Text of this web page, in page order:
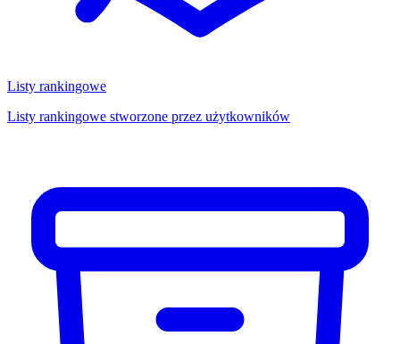
Listy rankingowe
Listy rankingowe stworzone przez użytkowników